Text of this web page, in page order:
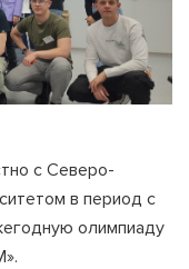
с Северо-
в период с
олимпиаду